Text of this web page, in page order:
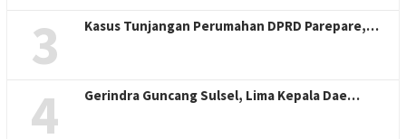
3 Kasus Tunjangan Perumahan DPRD Parepare,…
4 Gerindra Guncang Sulsel, Lima Kepala Dae…